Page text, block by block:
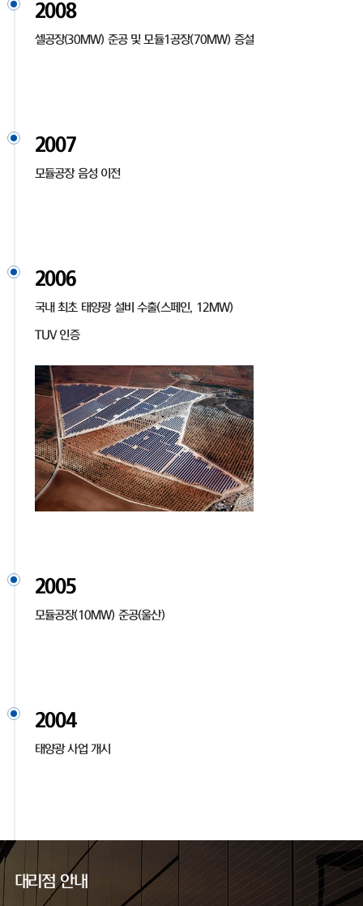
2008
셀공장(30MW) 준공 및 모듈1공장(70MW) 증설
2007
모듈공장 음성 이전
2006
국내 최초 태양광 설비 수출(스페인, 12MW)
TUV 인증
2005
모듈공장(10MW) 준공(울산)
2004
태양광 사업 개시
대리점 안내